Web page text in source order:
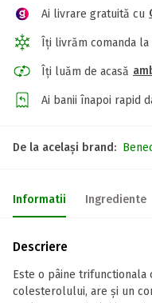
Ai livrare gratuită cu
Îți livrăm comanda
Îți luăm de acasă
Ai banii înapoi rapid
De la același brand:
Informatii Ingrediente
Descriere
Este o pâine
colesterolului, are şi un